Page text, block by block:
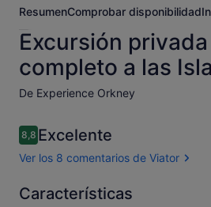
ResumenComprobar disponibilidad
Excursión
completo a las
De Experience Orkney
Comentarios
8,88,8 de 10
Excelente
Ver los 8 comentarios de Viator
8.88.8 sobre 10
Excelente
Características